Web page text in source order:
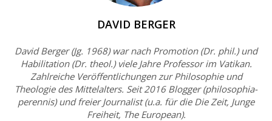
DAVID BERGER
David Berger (Jg. 1968) war nach Promotion (Dr. phil.) und
Habilitation (Dr. theol.) viele Jahre Professor im Vatikan.
Zahlreiche Veröffentlichungen zur Philosophie und
Theologie des Mittelalters. Seit 2016 Blogger (philosophia-
perennis) und freier Journalist (u.a. für die Die Zeit, Junge
Freiheit, The European).